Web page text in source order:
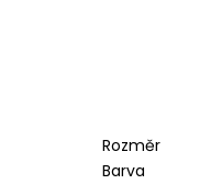
Rozměr
Barva